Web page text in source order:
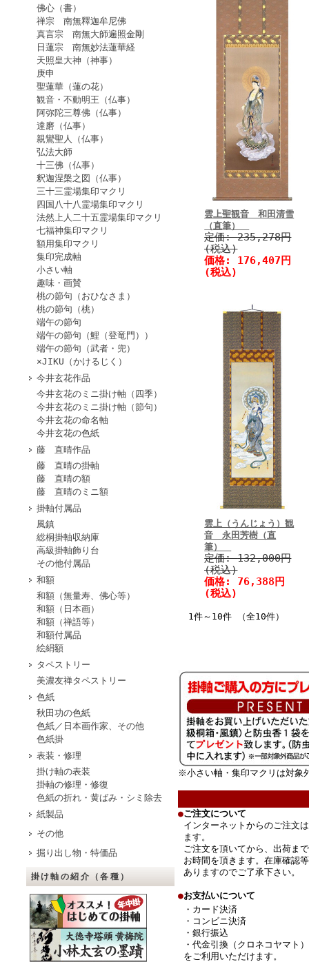
佛心（書）
禅宗 南無釋迦牟尼佛
真言宗 南無大師遍照金剛
日蓮宗 南無妙法蓮華経
天照皇大神（神事）
庚申
聖蓮華（蓮の花）
観音・不動明王（仏事）
阿弥陀三尊佛（仏事）
達磨（仏事）
親鸞聖人（仏事）
弘法大師
十三佛（仏事）
釈迦涅槃之図（仏事）
三十三霊場集印マクリ
四国八十八霊場集印マクリ
法然上人二十五霊場集印マクリ
七福神集印マクリ
額用集印マクリ
集印完成軸
小さい軸
趣味・画賛
桃の節句（おひなさま）
桃の節句（桃）
端午の節句
端午の節句（鯉（登竜門））
端午の節句（武者・兜）
×JIKU（かけるじく）
今井玄花作品
今井玄花のミニ掛け軸（四季）
今井玄花のミニ掛け軸（節句）
今井玄花の命名軸
今井玄花の色紙
藤 直晴作品
藤 直晴の掛軸
藤 直晴の額
藤 直晴のミニ額
掛軸付属品
風鎮
総桐掛軸収納庫
高級掛軸飾り台
その他付属品
和額
和額（無量寿、佛心等）
和額（日本画）
和額（禅語等）
和額付属品
絵絹額
タペストリー
美濃友禅タペストリー
色紙
秋田功の色紙
色紙／日本画作家、その他
色紙掛
表装・修理
掛け軸の表装
掛軸の修理・修復
色紙の折れ・黄ばみ・シミ除去
紙製品
その他
掘り出し物・特価品
掛け軸の紹介（各種）
雲上聖観音 和田清雪
（直筆）
定価:235,278円
(税込)
価格: 176,407円
(税込)
雲上（うんじょう）観
音 永田芳樹（直
筆）
定価:132,000円
(税込)
価格: 76,388円
(税込)
1件～10件 （全10件）
※小さい軸・集印マクリは対象
●ご注文について
インターネットからのご注文
ます。
ご注文を頂いてから、出荷ま
お時間を頂きます。在庫確認
ありますのでご了承下さい。
●お支払いについて
・カード決済
・コンビニ決済
・銀行振込
・代金引換（クロネコヤマト）
をご利用いただけます。